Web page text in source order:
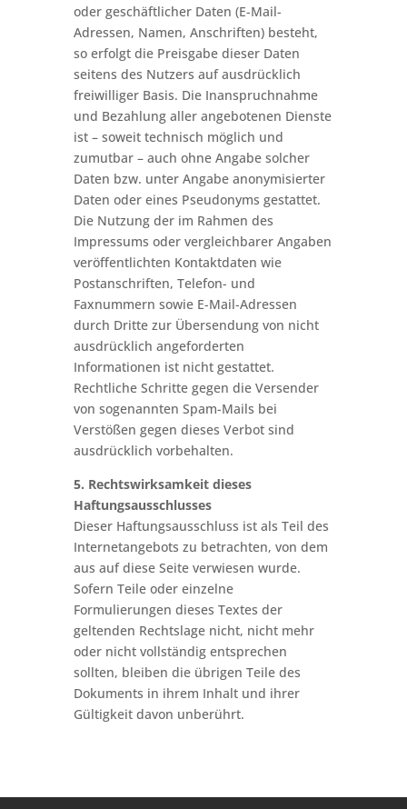
oder geschäftlicher Daten (E-Mail-
Adressen, Namen, Anschriften) besteht,
so erfolgt die Preisgabe dieser Daten
seitens des Nutzers auf ausdrücklich
freiwilliger Basis. Die Inanspruchnahme
und Bezahlung aller angebotenen Dienste
ist – soweit technisch möglich und
zumutbar – auch ohne Angabe solcher
Daten bzw. unter Angabe anonymisierter
Daten oder eines Pseudonyms gestattet.
Die Nutzung der im Rahmen des
Impressums oder vergleichbarer Angaben
veröffentlichten Kontaktdaten wie
Postanschriften, Telefon- und
Faxnummern sowie E-Mail-Adressen
durch Dritte zur Übersendung von nicht
ausdrücklich angeforderten
Informationen ist nicht gestattet.
Rechtliche Schritte gegen die Versender
von sogenannten Spam-Mails bei
Verstößen gegen dieses Verbot sind
ausdrücklich vorbehalten.
5. Rechtswirksamkeit dieses
Haftungsausschlusses
Dieser Haftungsausschluss ist als Teil des
Internetangebots zu betrachten, von dem
aus auf diese Seite verwiesen wurde.
Sofern Teile oder einzelne
Formulierungen dieses Textes der
geltenden Rechtslage nicht, nicht mehr
oder nicht vollständig entsprechen
sollten, bleiben die übrigen Teile des
Dokuments in ihrem Inhalt und ihrer
Gültigkeit davon unberührt.